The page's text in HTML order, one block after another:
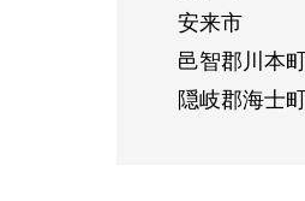
安来市
邑智郡川本
隠岐郡海士